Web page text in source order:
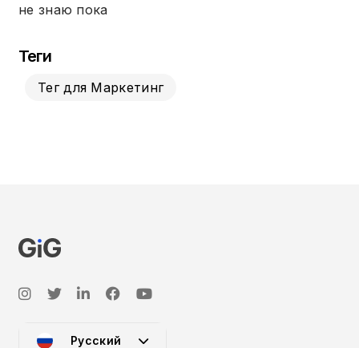
не знаю пока
Теги
Тег для Маркетинг
Русский